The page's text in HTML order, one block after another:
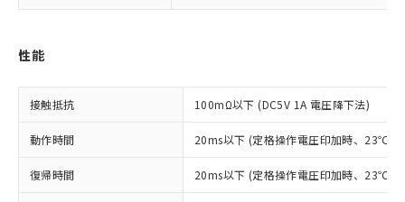
性能
接触抵抗 100mΩ以下 (DC5V 1A 電圧降下法)
動作時間 20ms以下 (定格操作電圧印加時、23℃、
復帰時間 20ms以下 (定格操作電圧印加時、23℃、
以下の条件をお読みいただき、同意のうえ
ご利用ください。
本サービスは、当社制御機器事業取扱
商品の当社在庫状況および標準価格
(税抜)を提供させていただくもので
非含有に非対応の商品で、対応品を出す予
定はありません。
調査・確認中：EU RoHS指令（10物質）の
非含有の対応状況を調査中または確認中の
商品です。
非該当品：ライセンス料など無形物で、有
※1 中国RoHS○×表
「○」：最大均質材料含有率が中国RoHSの